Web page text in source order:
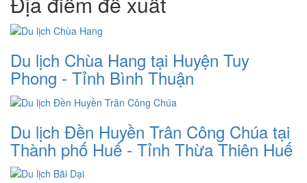
Du lịch Chùa Hang tại Huyện Tuy
Phong - Tỉnh Bình Thuận
Du lịch Đền Huyền Trân Công Chúa tại
Thành phố Huế - Tỉnh Thừa Thiên Huế